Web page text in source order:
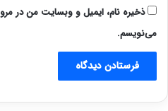
ذخیره نام، ایمیل و وبسایت من در
می‌نویسم.